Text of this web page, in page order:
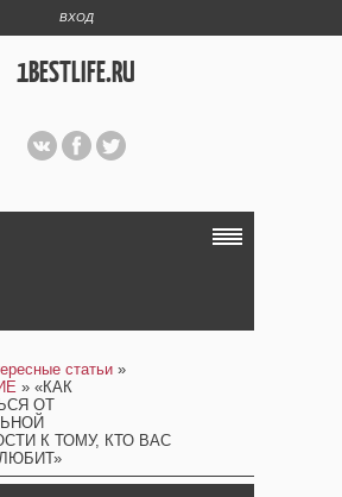
ВХОД
1BESTLIFE.RU
статьи »
» «КАК
ОТ
К ТОМУ, КТО ВАС